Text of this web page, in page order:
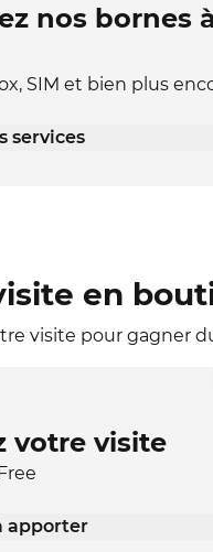
nos bornes
SIM et bien plus
services
en
visite pour gagner
votre visite
apporter